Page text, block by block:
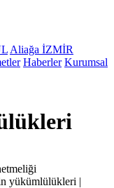
Aliağa İZMİR
Haberler Kurumsal
yükümlülükleri |